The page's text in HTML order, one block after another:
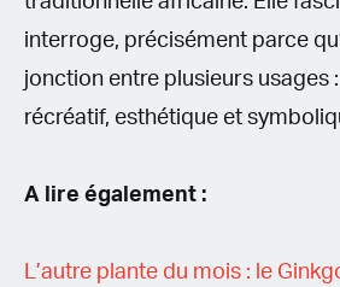
interroge, précisément parce
jonction entre plusieurs usages
récréatif, esthétique et
A lire également :
L’autre plante du mois : le